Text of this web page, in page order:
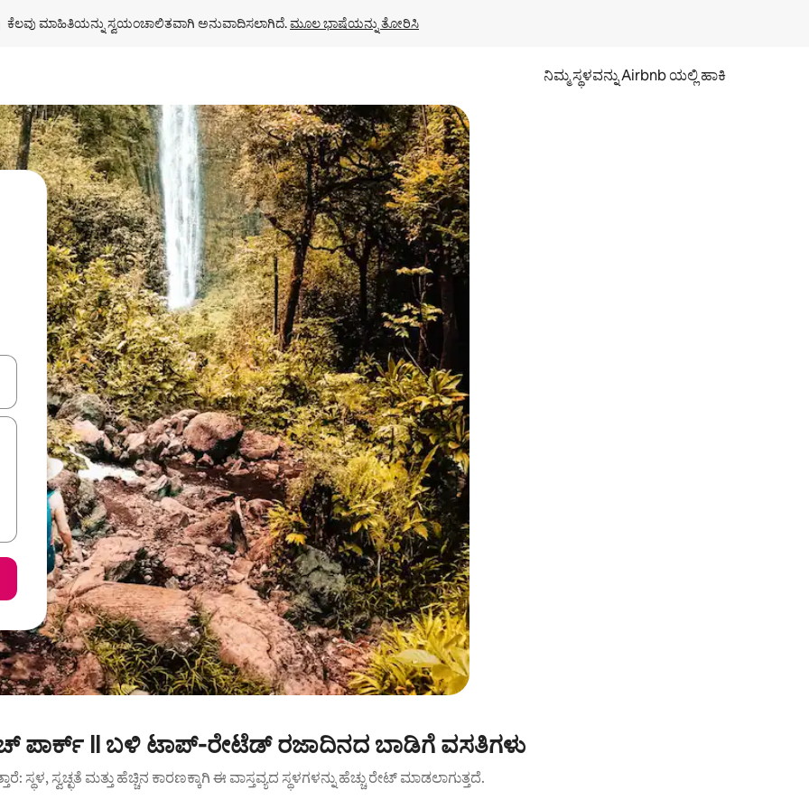
ಕೆಲವು ಮಾಹಿತಿಯನ್ನು ಸ್ವಯಂಚಾಲಿತವಾಗಿ ಅನುವಾದಿಸಲಾಗಿದೆ. ಮೂಲ ಭಾಷೆಯನ್ನು ತೋರಿಸಿ
ನಿಮ್ಮ ಸ್ಥಳವನ್ನು Airbnb ಯಲ್ಲಿ ಹಾಕಿ
ನ್ಯಾವಿಗೇಟ್ ಮಾಡಿ ಅಥವಾ ಸ್ಪರ್ಶ ಅಥವಾ ಸ್ವೈಪ್ ಗೆಸ್ಚರ್‌ಗಳ ಮೂಲಕ ಅನ್ವೇಷಿಸಿ.
ಪಾರ್ಕ್ II ಬಳಿ ಟಾಪ್-ರೇಟೆಡ್ ರಜಾದಿನದ ಬಾಡಿಗೆ ವಸತಿಗಳು
ಸ್ಥಳ, ಸ್ವಚ್ಛತೆ ಮತ್ತು ಹೆಚ್ಚಿನ ಕಾರಣಕ್ಕಾಗಿ ಈ ವಾಸ್ತವ್ಯದ ಸ್ಥಳಗಳನ್ನು ಹೆಚ್ಚು ರೇಟ್ ಮಾಡಲಾಗುತ್ತದೆ.